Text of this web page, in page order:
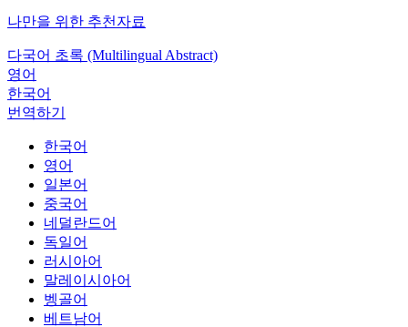
나만을 위한 추천자료
다국어 초록 (Multilingual Abstract)
영어
한국어
번역하기
한국어
영어
일본어
중국어
네덜란드어
독일어
러시아어
말레이시아어
벵골어
베트남어